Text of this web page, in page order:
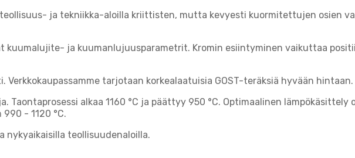
ja tekniikka-aloilla kriittisten, mutta kevyesti kuormitettujen osien
kuumalujite- ja kuumanlujuusparametrit. Kromin esiintyminen vaikuttaa
tarjotaan korkealaatuisia GOST-teräksiä hyvään hintaan.
Taontaprosessi alkaa 1160 °C ja päättyy 950 °C. Optimaalinen lämpökäsittely
- 1120 °C.
teollisuudenaloilla.